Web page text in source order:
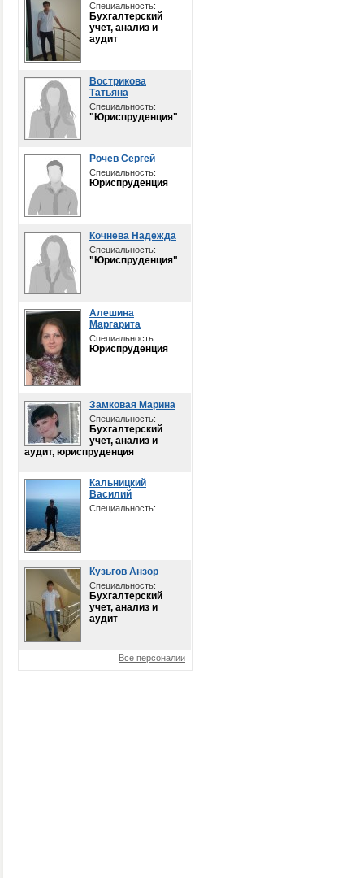
Специальность:
Бухгалтерский
учет, анализ и
аудит
Вострикова
Татьяна
Специальность:
"Юриспруденция"
Рочев Сергей
Специальность:
Юриспруденция
Кочнева Надежда
Специальность:
"Юриспруденция"
Алешина
Маргарита
Специальность:
Юриспруденция
Замковая Марина
Специальность:
Бухгалтерский
учет, анализ и
аудит, юриспруденция
Кальницкий
Василий
Специальность:
Кузьгов Анзор
Специальность:
Бухгалтерский
учет, анализ и
аудит
Все персоналии